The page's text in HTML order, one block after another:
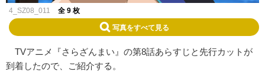
4_SZ08_011 全 9 枚
写真をすべて見る
TVアニメ『さらざんまい』の第8話あらすじと先行カットが
到着したので、ご紹介する。